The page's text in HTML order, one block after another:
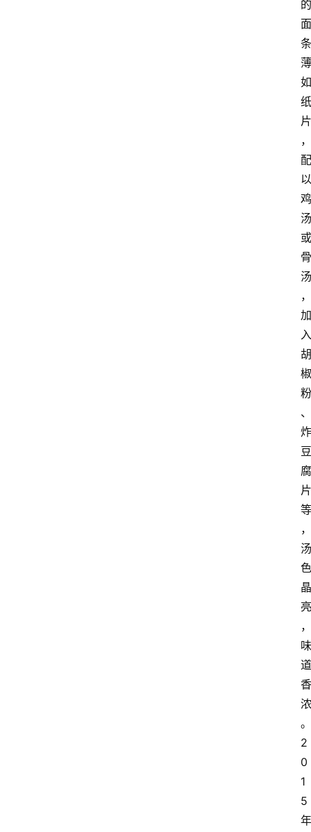
的
面
条
薄
如
纸
片
，
配
以
鸡
汤
或
骨
汤
，
加
入
胡
椒
粉
、
炸
豆
腐
片
等
，
汤
色
晶
亮
，
味
道
香
浓
。
2
0
1
5
年